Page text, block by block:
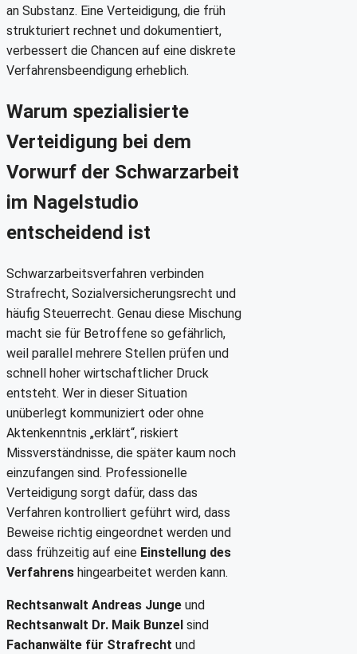
an Substanz. Eine Verteidigung, die früh
strukturiert rechnet und dokumentiert,
verbessert die Chancen auf eine diskrete
Verfahrensbeendigung erheblich.
Warum spezialisierte
Verteidigung bei dem
Vorwurf der Schwarzarbeit
im Nagelstudio
entscheidend ist
Schwarzarbeitsverfahren verbinden
Strafrecht, Sozialversicherungsrecht und
häufig Steuerrecht. Genau diese Mischung
macht sie für Betroffene so gefährlich,
weil parallel mehrere Stellen prüfen und
schnell hoher wirtschaftlicher Druck
entsteht. Wer in dieser Situation
unüberlegt kommuniziert oder ohne
Aktenkenntnis „erklärt“, riskiert
Missverständnisse, die später kaum noch
einzufangen sind. Professionelle
Verteidigung sorgt dafür, dass das
Verfahren kontrolliert geführt wird, dass
Beweise richtig eingeordnet werden und
dass frühzeitig auf eine Einstellung des
Verfahrens hingearbeitet werden kann.
Rechtsanwalt Andreas Junge und
Rechtsanwalt Dr. Maik Bunzel sind
Fachanwälte für Strafrecht und